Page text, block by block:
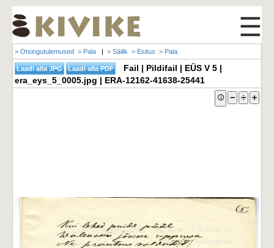
☰
> Otsingutulemused > Pala | > Säilik > Esitus > Pala
Fail | Pildifail | EÜS V 5 |
era_eys_5_0005.jpg | ERA-12162-41638-25441